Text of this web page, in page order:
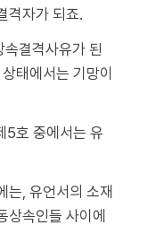
격자가 되죠.
결격사유가 된
태에서는 기망이
5호 중에서는 유
는, 유언서의 소재
상속인들 사이에